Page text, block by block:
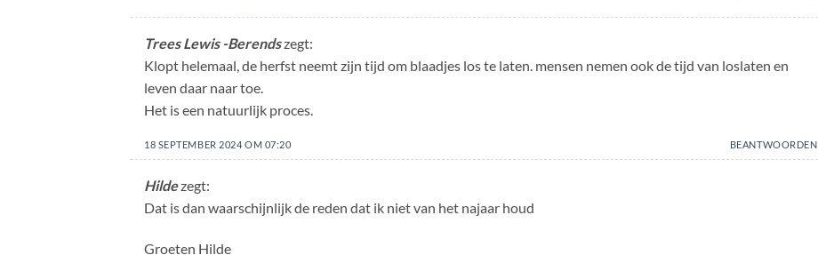
Trees Lewis -Berendszegt:
Klopt helemaal, de herfst neemt zijn tijd om blaadjes los te laten. mensen nemen ook de tijd van loslaten en
leven daar naar toe.
Het is een natuurlijk proces.
18 SEPTEMBER 2024 OM 07:20 BEANTWOORDEN
Hildezegt:
Dat is dan waarschijnlijk de reden dat ik niet van het najaar houd
Groeten Hilde